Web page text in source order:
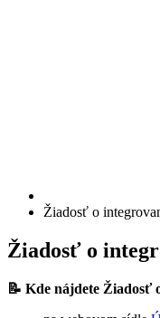
Žiadosť o
Žiadosť o
📝 Kde nájdete Žiadosť